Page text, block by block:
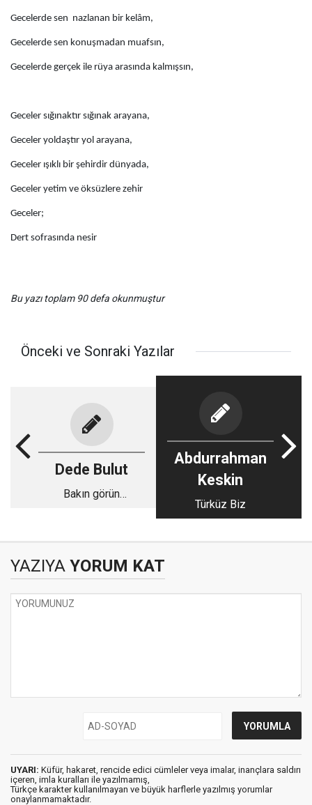
Gecelerde sen nazlanan bir kelâm,
Gecelerde sen konuşmadan muafsın,
Gecelerde gerçek ile rüya arasında kalmışsın,
Geceler sığınaktır sığınak arayana,
Geceler yoldaştır yol arayana,
Geceler ışıklı bir şehirdir dünyada,
Geceler yetim ve öksüzlere zehir
Geceler;
Dert sofrasında nesir
Bu yazı toplam 90 defa okunmuştur
Önceki ve Sonraki Yazılar
Dede Bulut
Bakın görün
Abdurrahman
Keskin
Türküz Biz
YAZIYA YORUM KAT
UYARI: Küfür, hakaret, rencide edici cümleler veya imalar, inançlara saldırı
içeren, imla kuralları ile yazılmamış,
Türkçe karakter kullanılmayan ve büyük harflerle yazılmış yorumlar
onaylanmamaktadır.